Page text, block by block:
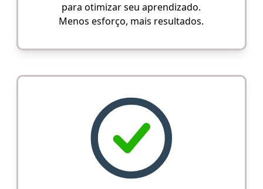
para otimizar seu aprendizado.
Menos esforço, mais resultados.